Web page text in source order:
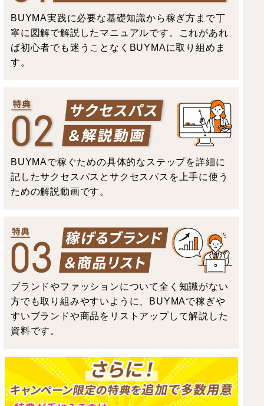
BUYMA実践に必要な基礎知識から稼ぎ方まで丁
寧に図解で解説したマニュアルです。これがあれ
ば初心者でも迷うことなくBUYMAに取り組めま
す。
BUYMAで稼ぐための具体的なステップを詳細に
記したサクセスパスとサクセスパスを上手に使う
ための解説動画です。
ブランドやファッションについて全く知識がない
方でも取り組みやすいように、BUYMAで稼ぎや
すいブランドや商品をリストアップして解説した
資料です。